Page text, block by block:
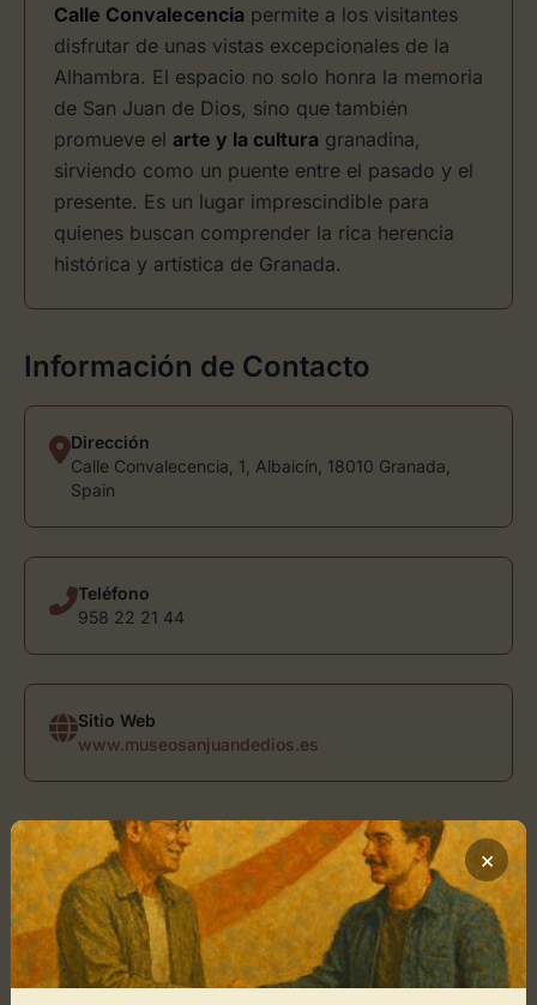
Calle Convalecencia permite a los visitantes
disfrutar de unas vistas excepcionales de la
Alhambra. El espacio no solo honra la memoria
de San Juan de Dios, sino que también
promueve el arte y la cultura granadina,
sirviendo como un puente entre el pasado y el
presente. Es un lugar imprescindible para
quienes buscan comprender la rica herencia
histórica y artística de Granada.
Información de Contacto
Dirección
Calle Convalecencia, 1, Albaicín, 18010 Granada,
Spain
Teléfono
958 22 21 44
Sitio Web
www.museosanjuandedios.es
Ubicación de Museo San Juan de
Dios Casa de los Pisa
Cómo llegar
×